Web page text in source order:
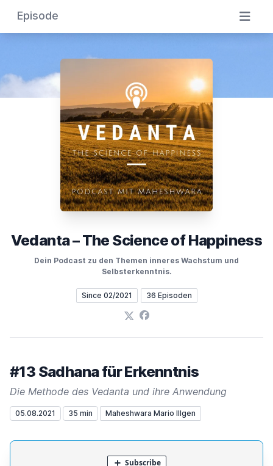
Episode
Vedanta – The Science of Happiness
Dein Podcast zu den Themen inneres Wachstum und
Selbsterkenntnis.
Since 02/2021 36 Episoden
X Facebook
#13 Sadhana für Erkenntnis
Die Methode des Vedanta und ihre Anwendung
05.08.2021 35 min Maheshwara Mario Illgen